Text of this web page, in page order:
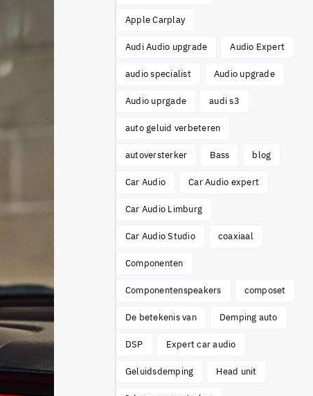
Apple Carplay
Audi Audio upgrade Audio Expert
audio specialist Audio upgrade
Audio uprgade audi s3
auto geluid verbeteren
autoversterker Bass blog
Car Audio Car Audio expert
Car Audio Limburg
Car Audio Studio coaxiaal
Componenten
Componentenspeakers composet
De betekenis van Demping auto
DSP Expert car audio
Geluidsdemping Head unit